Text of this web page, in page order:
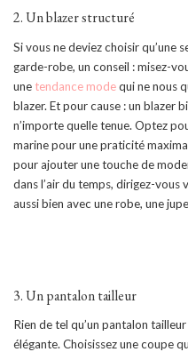
2. Un blazer structuré
Si vous ne deviez choisir qu’une
garde-robe, un conseil : misez-
une tendance modequi ne nous
blazer. Et pour cause : un blazer
n’importe quelle tenue. Optez
marine pour une praticité
pour ajouter une touche de
dans l’air du temps, dirigez-vous
aussi bien avec une robe, une
3. Un pantalon tailleur
Rien de tel qu’un pantalon
élégante. Choisissez une coupe